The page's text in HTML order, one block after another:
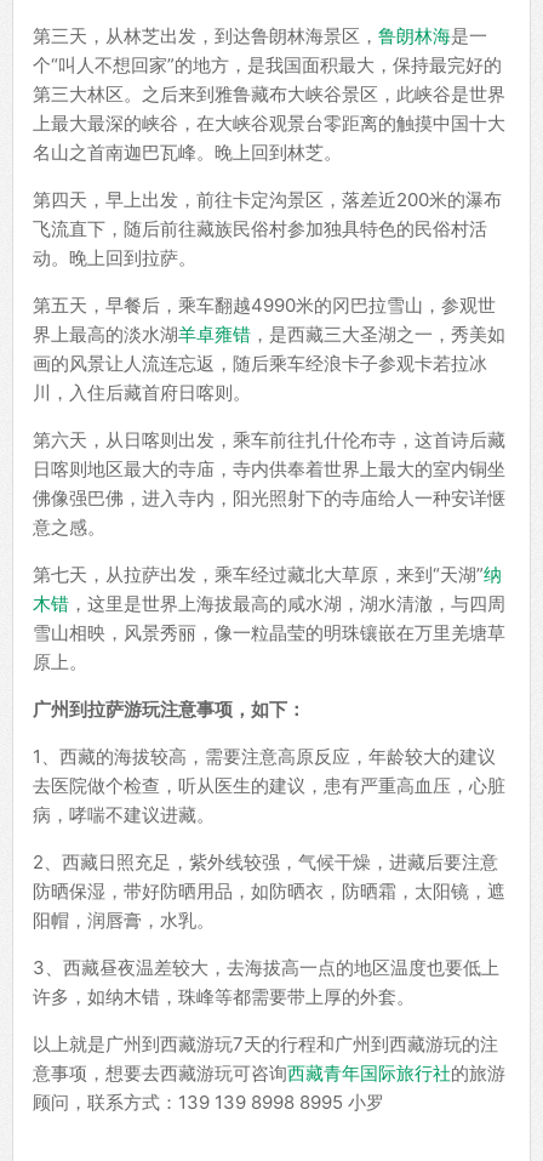
第三天，从林芝出发，到达鲁朗林海景区， 鲁朗林海是一
个“叫人不想回家”的地方，是我国面积最大，保持最完好的
第三大林区。之后来到雅鲁藏布大峡谷景区，此峡谷是世界
上最大最深的峡谷，在大峡谷观景台零距离的触摸中国十大
名山之首南迦巴瓦峰。晚上回到林芝。
第四天，早上出发，前往卡定沟景区，落差近200米的瀑布
飞流直下，随后前往藏族民俗村参加独具特色的民俗村活
动。晚上回到拉萨。
第五天，早餐后，乘车翻越4990米的冈巴拉雪山，参观世
界上最高的淡水湖羊卓雍错 ，是西藏三大圣湖之一，秀美如
画的风景让人流连忘返，随后乘车经浪卡子参观卡若拉冰
川，入住后藏首府日喀则。
第六天，从日喀则出发，乘车前往扎什伦布寺，这首诗后藏
日喀则地区最大的寺庙，寺内供奉着世界上最大的室内铜坐
佛像强巴佛，进入寺内，阳光照射下的寺庙给人一种安详惬
意之感。
第七天，从拉萨出发，乘车经过藏北大草原，来到“天湖”纳
木错 ，这里是世界上海拔最高的咸水湖，湖水清澈，与四周
雪山相映，风景秀丽，像一粒晶莹的明珠镶嵌在万里羌塘草
原上。
广州到拉萨游玩注意事项，如下：
1、西藏的海拔较高，需要注意高原反应，年龄较大的建议
去医院做个检查，听从医生的建议，患有严重高血压，心脏
病，哮喘不建议进藏。
2、西藏日照充足，紫外线较强，气候干燥，进藏后要注意
防晒保湿，带好防晒用品，如防晒衣，防晒霜，太阳镜，遮
阳帽，润唇膏，水乳。
3、西藏昼夜温差较大，去海拔高一点的地区温度也要低上
许多，如纳木错，珠峰等都需要带上厚的外套。
以上就是广州到西藏游玩7天的行程和广州到西藏游玩的注
意事项，想要去西藏游玩可咨询西藏青年国际旅行社的旅游
顾问，联系方式：139 139 8998 8995 小罗